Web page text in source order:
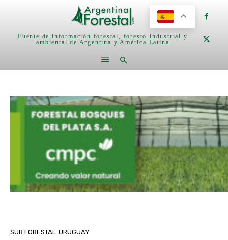
Fuente de información forestal, foresto-industrial y
ambiental de Argentina y América Latina
SUR FORESTAL URUGUAY